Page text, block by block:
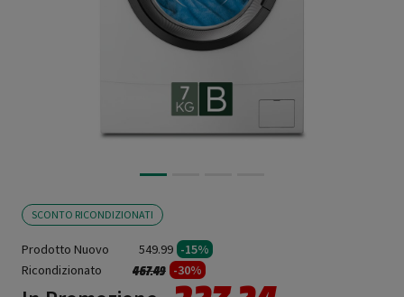
SCONTO RICONDIZIONATI
Prodotto Nuovo 549.99 -15%
Ricondizionato
Prezzo ridotto da
467.49a -30%